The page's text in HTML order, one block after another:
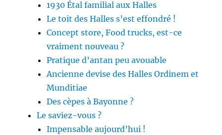
1930 Étal familial aux Halles
Le toit des Halles s’est effondré !
Concept store, Food trucks, est-ce
vraiment nouveau ?
Pratique d’antan peu avouable
Ancienne devise des Halles Ordinem et
Munditiae
Des cèpes à Bayonne ?
Le saviez-vous ?
Impensable aujourd’hui !